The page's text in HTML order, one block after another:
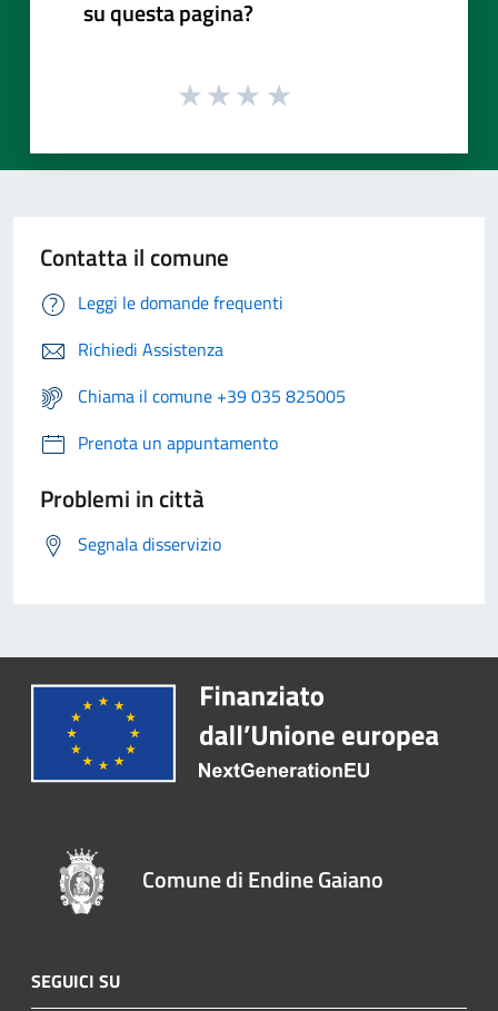
su questa pagina?
Contatta il comune
Leggi le domande frequenti
Richiedi Assistenza
Chiama il comune +39 035 825005
Prenota un appuntamento
Problemi in città
Segnala disservizio
Comune di Endine Gaiano
SEGUICI SU